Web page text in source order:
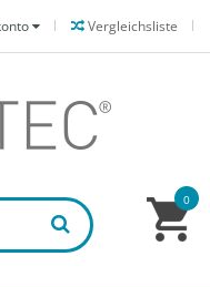
Vergleichsliste
0